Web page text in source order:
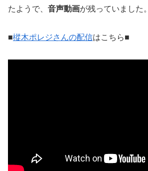
たようで、 音声動画が残っていました。
■樅木ポレジさんの配信はこちら■